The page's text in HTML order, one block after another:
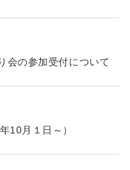
会の参加受付について
10月１日～）